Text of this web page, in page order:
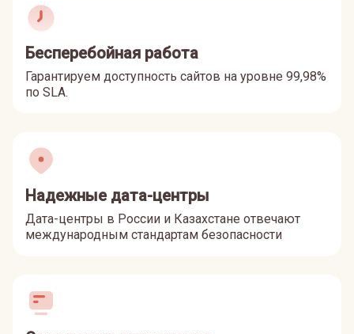
Бесперебойная работа
Гарантируем доступность сайтов на уровне 99,98%
по SLA.
Надежные дата-центры
Дата-центры в России и Казахстане отвечают
международным стандартам безопасности